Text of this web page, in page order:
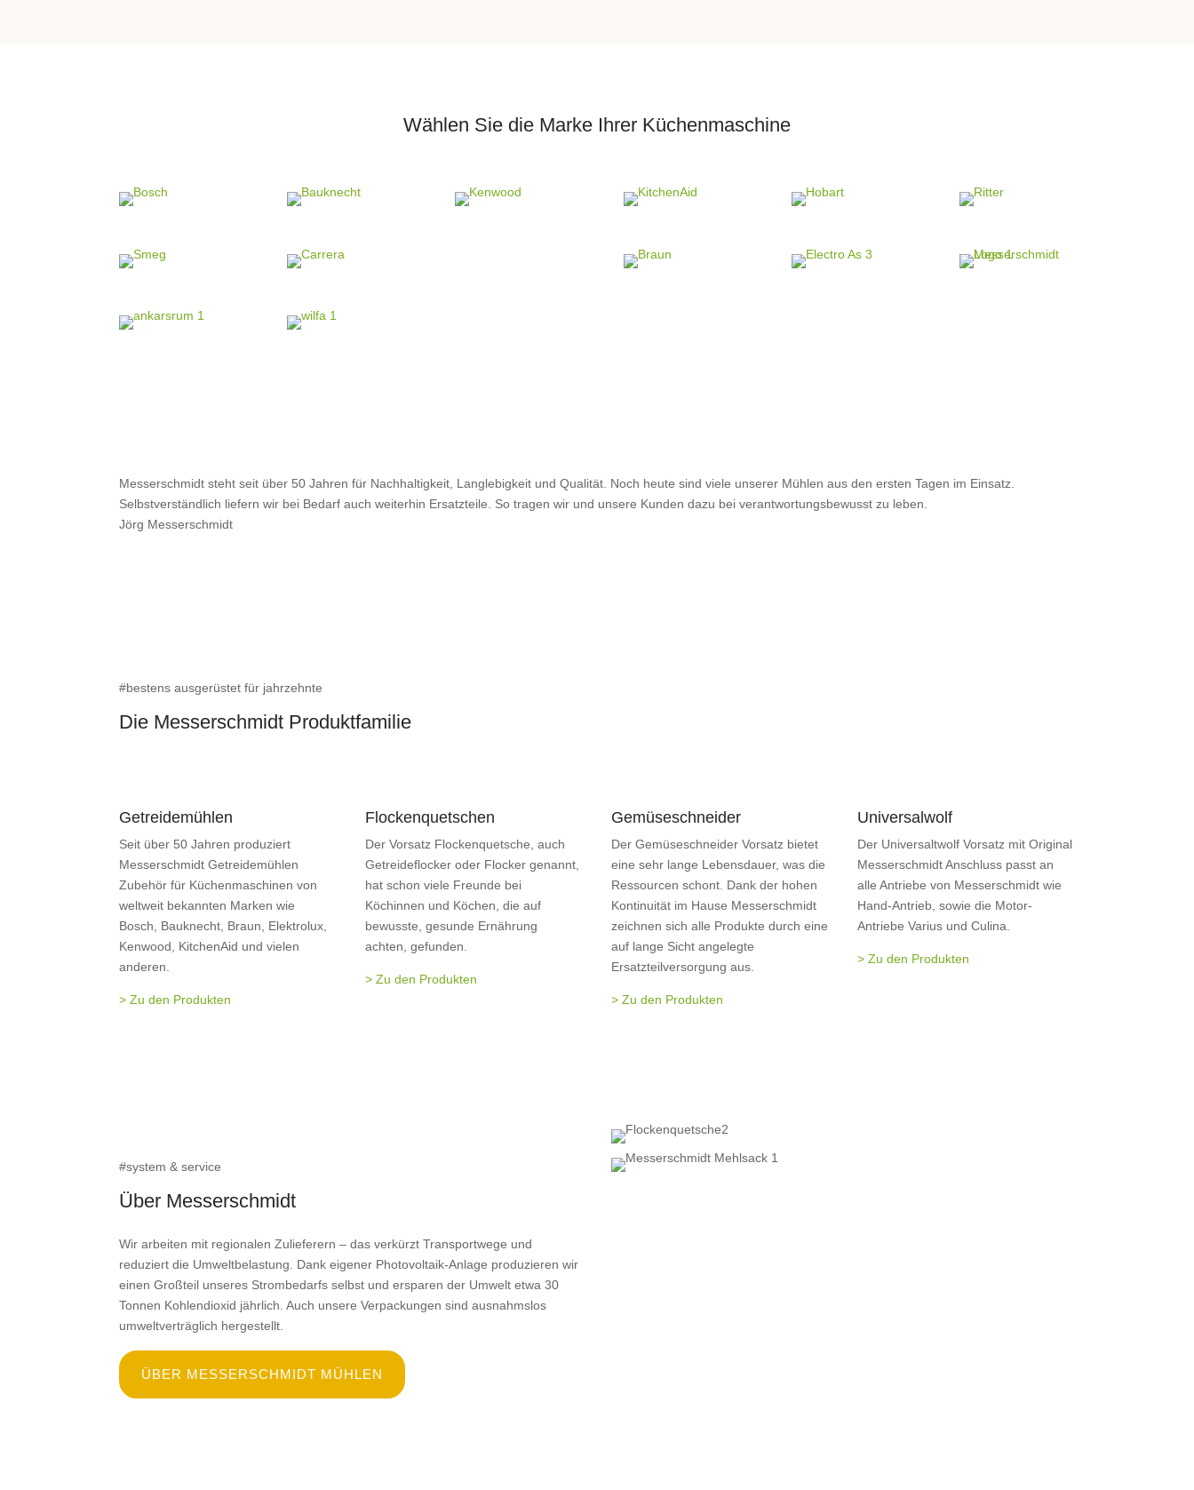
Wählen Sie die Marke Ihrer Küchenmaschine
Messerschmidt steht seit über 50 Jahren für Nachhaltigkeit, Langlebigkeit und Qualität. Noch heute sind viele unserer Mühlen aus den ersten Tagen im Einsatz.
Selbstverständlich liefern wir bei Bedarf auch weiterhin Ersatzteile. So tragen wir und unsere Kunden dazu bei verantwortungsbewusst zu leben.
Jörg Messerschmidt
#bestens ausgerüstet für jahrzehnte
Die Messerschmidt Produktfamilie
Getreidemühlen
Seit über 50 Jahren produziert
Messerschmidt Getreidemühlen
Zubehör für Küchenmaschinen von
weltweit bekannten Marken wie
Bosch, Bauknecht, Braun, Elektrolux,
Kenwood, KitchenAid und vielen
anderen.
> Zu den Produkten
Flockenquetschen
Der Vorsatz Flockenquetsche, auch
Getreideflocker oder Flocker genannt,
hat schon viele Freunde bei
Köchinnen und Köchen, die auf
bewusste, gesunde Ernährung
achten, gefunden.
> Zu den Produkten
Gemüseschneider
Der Gemüseschneider Vorsatz bietet
eine sehr lange Lebensdauer, was die
Ressourcen schont. Dank der hohen
Kontinuität im Hause Messerschmidt
zeichnen sich alle Produkte durch eine
auf lange Sicht angelegte
Ersatzteilversorgung aus.
> Zu den Produkten
Universalwolf
Der Universaltwolf Vorsatz mit Original
Messerschmidt Anschluss passt an
alle Antriebe von Messerschmidt wie
Hand-Antrieb, sowie die Motor-
Antriebe Varius und Culina.
> Zu den Produkten
#system & service
Über Messerschmidt
Wir arbeiten mit regionalen Zulieferern – das verkürzt Transportwege und
reduziert die Umweltbelastung. Dank eigener Photovoltaik-Anlage produzieren wir
einen Großteil unseres Strombedarfs selbst und ersparen der Umwelt etwa 30
Tonnen Kohlendioxid jährlich. Auch unsere Verpackungen sind ausnahmslos
umweltverträglich hergestellt.
ÜBER MESSERSCHMIDT MÜHLEN